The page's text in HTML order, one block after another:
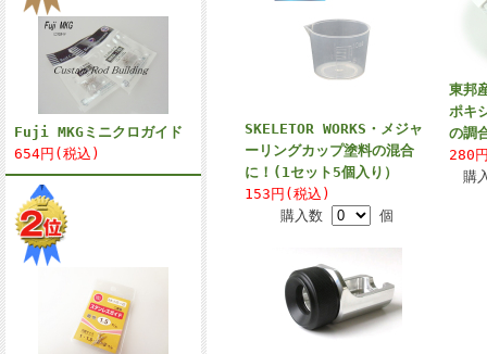
Fuji MKGミニクロガイド
654円(税込)
SKELETOR WORKS・メジャ
ーリングカップ塗料の混合
に！(1セット5個入り）
153円(税込)
購入数
個
東邦
ポキ
の調
280
購